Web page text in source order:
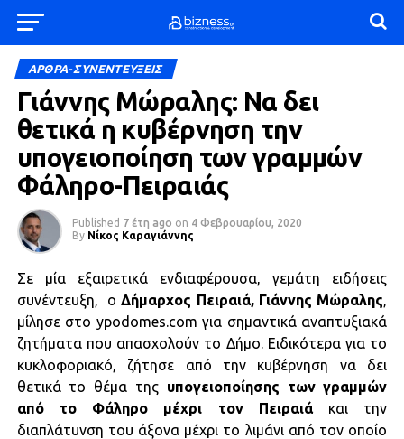
ΑΡΘΡΑ-ΣΥΝΕΝΤΕΥΞΕΙΣ
Γιάννης Μώραλης: Να δει
θετικά η κυβέρνηση την
υπογειοποίηση των γραμμών
Φάληρο-Πειραιάς
Published 7 έτη ago on 4 Φεβρουαρίου, 2020
By Νίκος Καραγιάννης
Σε μία εξαιρετικά ενδιαφέρουσα, γεμάτη ειδήσεις
συνέντευξη, ο Δήμαρχος Πειραιά, Γιάννης Μώραλης,
μίλησε στο ypodomes.com για σημαντικά αναπτυξιακά
ζητήματα που απασχολούν το Δήμο. Ειδικότερα για το
κυκλοφοριακό, ζήτησε από την κυβέρνηση να δει
θετικά το θέμα της υπογειοποίησης των γραμμών
από το Φάληρο μέχρι τον Πειραιάκαι την
διαπλάτυνση του άξονα μέχρι το λιμάνι από τον οποίο